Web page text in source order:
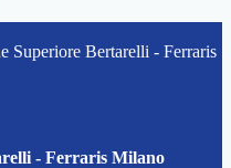
Superiore Bertarelli - Ferraris
- Ferraris Milano